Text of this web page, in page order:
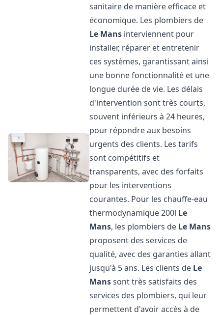
sanitaire de manière efficace et
économique. Les plombiers de
Le Mans interviennent pour
installer, réparer et entretenir
ces systèmes, garantissant ainsi
une bonne fonctionnalité et une
longue durée de vie. Les délais
d'intervention sont très courts,
souvent inférieurs à 24 heures,
pour répondre aux besoins
urgents des clients. Les tarifs
sont compétitifs et
transparents, avec des forfaits
pour les interventions
courantes. Pour les chauffe-eau
thermodynamique 200l Le
Mans, les plombiers de Le Mans
proposent des services de
qualité, avec des garanties allant
jusqu'à 5 ans. Les clients de Le
Manssont très satisfaits des
services des plombiers, qui leur
permettent d'avoir accès à de